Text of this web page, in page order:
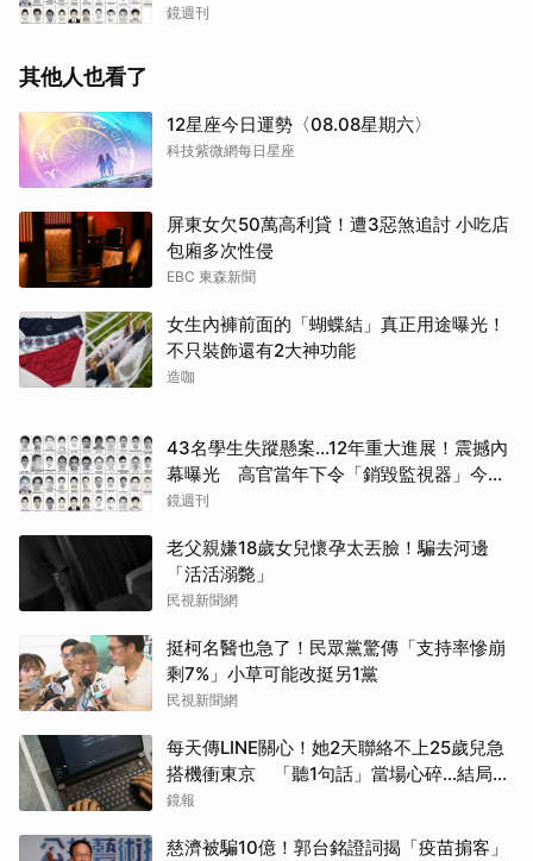
逮
鏡週刊
其他人也看了
12星座今日運勢〈08.08星期六〉
科技紫微網每日星座
屏東女欠50萬高利貸！遭3惡煞追討 小吃店
包廂多次性侵
EBC 東森新聞
女生內褲前面的「蝴蝶結」真正用途曝光！
不只裝飾還有2大神功能
造咖
43名學生失蹤懸案...12年重大進展！震撼內
幕曝光 高官當年下令「銷毀監視器」今遭
逮
鏡週刊
老父親嫌18歲女兒懷孕太丟臉！騙去河邊
「活活溺斃」
民視新聞網
挺柯名醫也急了！民眾黨驚傳「支持率慘崩
剩7%」小草可能改挺另1黨
民視新聞網
每天傳LINE關心！她2天聯絡不上25歲兒急
搭機衝東京 「聽1句話」當場心碎...結局看
哭網
鏡報
慈濟被騙10億！郭台銘證詞揭「疫苗掮客」
取消